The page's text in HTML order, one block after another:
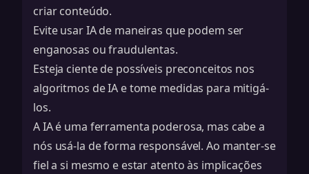
criar conteúdo.
Evite usar IA de maneiras que podem ser
enganosas ou fraudulentas.
Esteja ciente de possíveis preconceitos nos
algoritmos de IA e tome medidas para mitigá-
los.
A IA é uma ferramenta poderosa, mas cabe a
nós usá-la de forma responsável. Ao manter-se
fiel a si mesmo e estar atento às implicações